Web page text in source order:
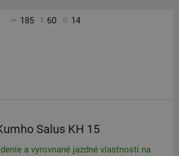
185 60 14
Salus KH 15
a vyrovnané jazdné vlastnosti na